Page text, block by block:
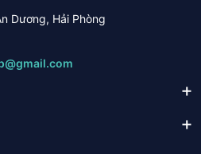
Dương, Hải Phòng